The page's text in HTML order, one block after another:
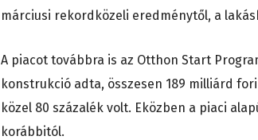
márciusi rekordközeli eredménytől, a
A piacot továbbra is az Otthon Start
konstrukció adta, összesen 189 milliárd
közel 80 százalék volt. Eközben a piaci
korábbitól.